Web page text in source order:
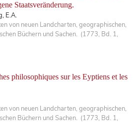
Staatsveränderung.
E.A.
von neuen Landcharten, geographischen,
Büchern und Sachen. (1773, Bd. 1,
philosophiques sur les Eyptiens et les
von neuen Landcharten, geographischen,
Büchern und Sachen. (1773, Bd. 1,